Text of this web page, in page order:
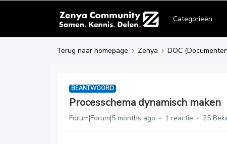
Categorieën
Terug naar homepage Zenya DOC
BEANTWOORD
Processchema dynamisch maken
Forum|Forum|5 months ago 1 reactie 25